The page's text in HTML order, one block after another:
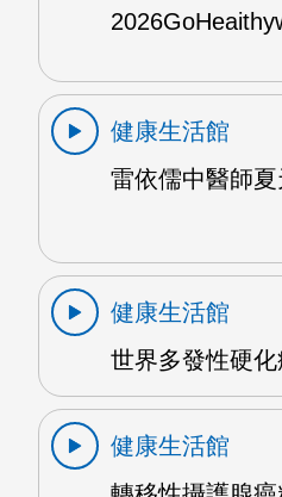
健康生活館
雷依儒中醫師
健康生活館
世界多發性硬
健康生活館